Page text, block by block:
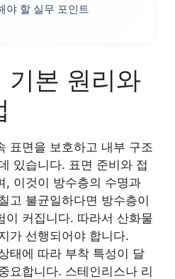
야 할 실무 포인트
기본 원리와
표면을 보호하고 내부 구조
있습니다. 표면 준비와 접
, 이것이 방수층의 수명과
고 불균일하다면 방수층이
이 커집니다. 따라서 산화물
가 선행되어야 합니다.
태에 따라 부착 특성이 달
요합니다. 스테인리스나 리